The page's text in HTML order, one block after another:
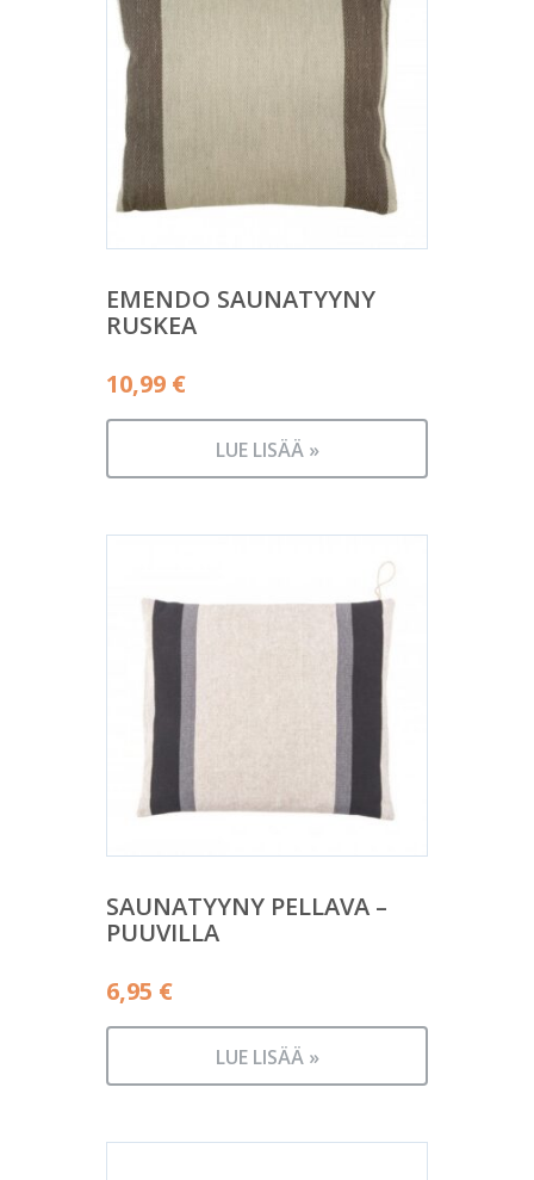
EMENDO SAUNATYYNY
RUSKEA
10,99 €
LUE LISÄÄ »
SAUNATYYNY PELLAVA –
PUUVILLA
6,95 €
LUE LISÄÄ »